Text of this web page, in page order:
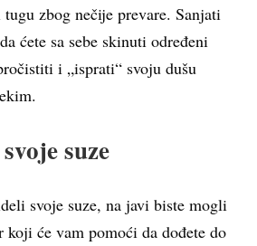
zbog nečije prevare. Sanjati
ćete sa sebe skinuti određeni
i „isprati“ svoju dušu
suze
svoje suze, na javi biste mogli
koji će vam pomoći da dođete do